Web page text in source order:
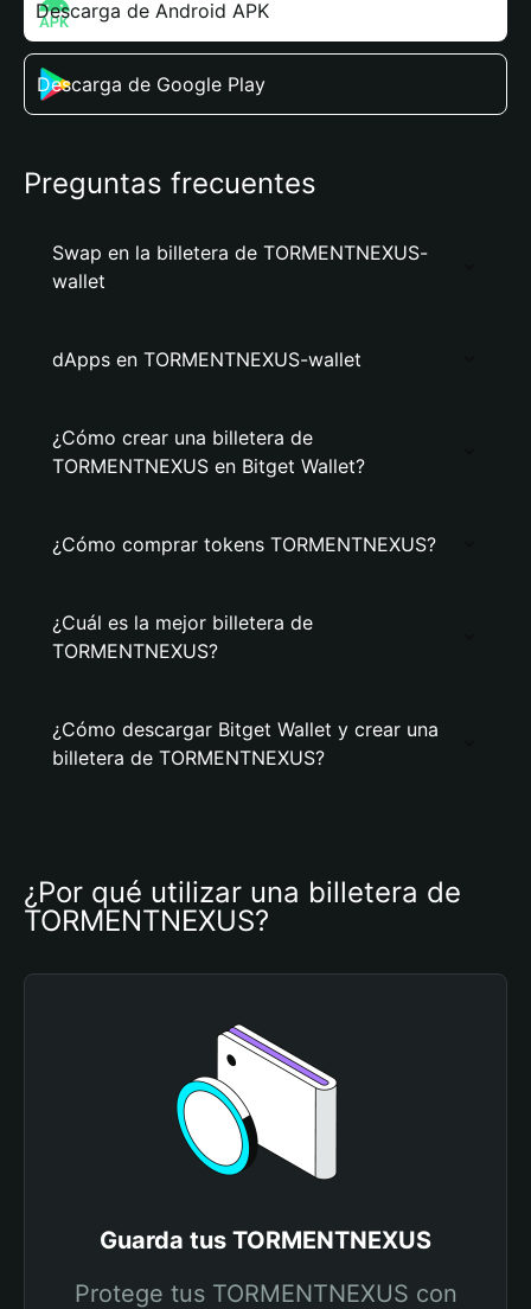
Descarga de Android APK
Descarga de Google Play
Preguntas frecuentes
Swap en la billetera de TORMENTNEXUS-
wallet
dApps en TORMENTNEXUS-wallet
¿Cómo crear una billetera de
TORMENTNEXUS en Bitget Wallet?
¿Cómo comprar tokens TORMENTNEXUS?
¿Cuál es la mejor billetera de
TORMENTNEXUS?
¿Cómo descargar Bitget Wallet y crear una
billetera de TORMENTNEXUS?
¿Por qué utilizar una billetera de
TORMENTNEXUS?
Guarda tus TORMENTNEXUS
Protege tus TORMENTNEXUS con